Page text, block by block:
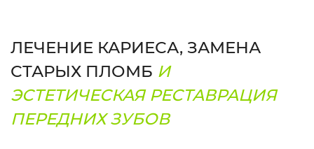
ЛЕЧЕНИЕ КАРИЕСА, ЗАМЕНА
СТАРЫХ ПЛОМБ И
ЭСТЕТИЧЕСКАЯ РЕСТАВРАЦИЯ
ПЕРЕДНИХ ЗУБОВ